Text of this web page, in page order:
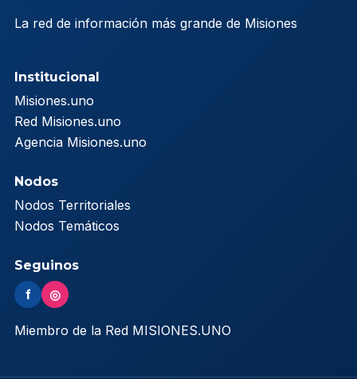
La red de información más grande de Misiones
Institucional
Misiones.uno
Red Misiones.uno
Agencia Misiones.uno
Nodos
Nodos Territoriales
Nodos Temáticos
Seguinos
f ◎
Miembro de la Red MISIONES.UNO